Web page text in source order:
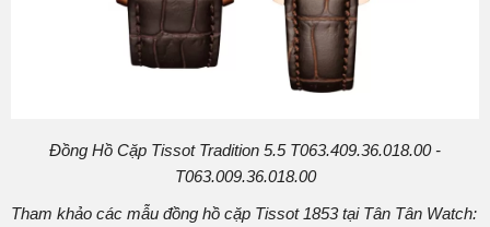
Đồng Hồ Cặp Tissot Tradition 5.5 T063.409.36.018.00 -
T063.009.36.018.00
Tham khảo các mẫu đồng hồ cặp Tissot 1853 tại Tân Tân Watch: